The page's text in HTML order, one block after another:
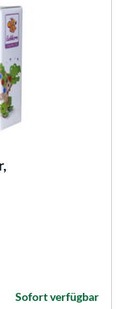
Sofort verfügbar